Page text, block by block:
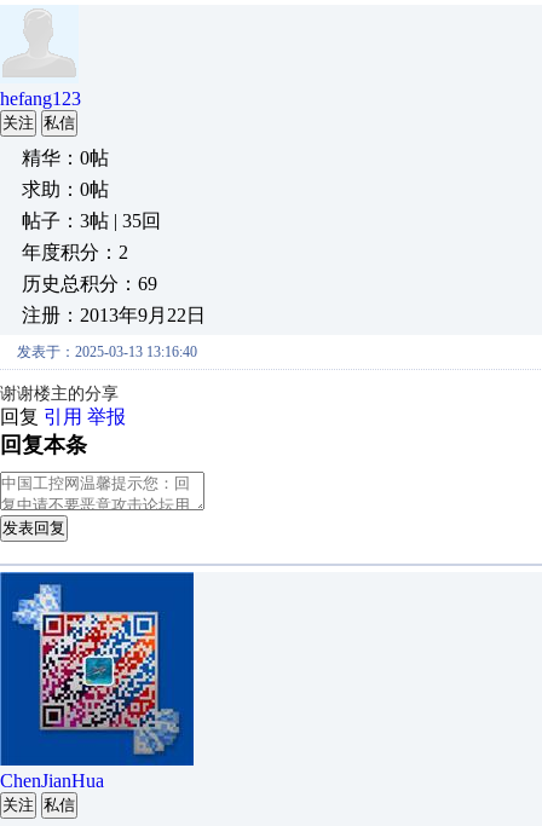
hefang123
关注 私信
精华：0帖
求助：0帖
帖子：3帖 | 35回
年度积分：2
历史总积分：69
注册：2013年9月22日
发表于：2025-03-13 13:16:40
谢谢楼主的分享
回复 引用 举报
回复本条
发表回复
ChenJianHua
关注 私信